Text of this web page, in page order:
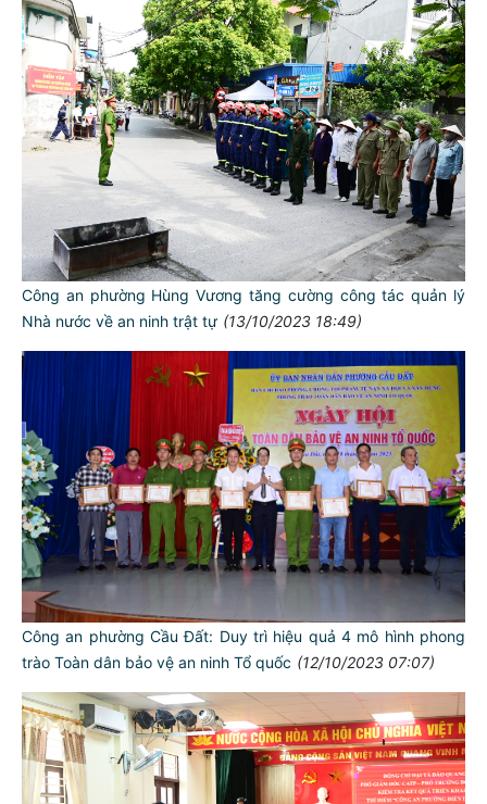
Công an phường Hùng Vương tăng cường công tác quản lý
Nhà nước về an ninh trật tự (13/10/2023 18:49)
Công an phường Cầu Đất: Duy trì hiệu quả 4 mô hình phong
trào Toàn dân bảo vệ an ninh Tổ quốc (12/10/2023 07:07)
TƯ CÁCH
NGƯỜI CÔNG AN CÁCH MỆNH LÀ: